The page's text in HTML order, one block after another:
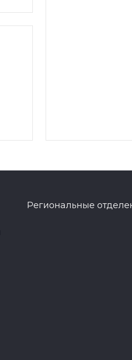
Региональные